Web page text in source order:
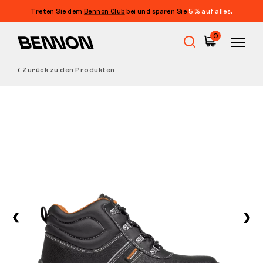
Treten Sie dem Bennon Club bei und sparen Sie 5 % auf alles.
0
Outdoor
Freizeitschuhe
Zurück zu den Produkten